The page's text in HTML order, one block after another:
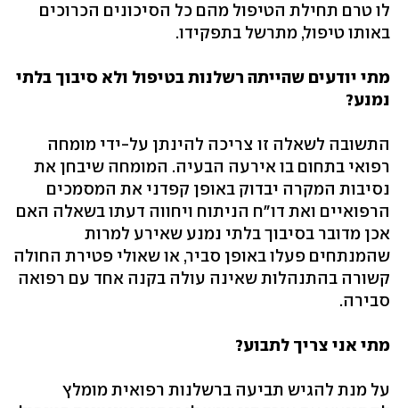
לו טרם תחילת הטיפול מהם כל הסיכונים הכרוכים
באותו טיפול, מתרשל בתפקידו.
מתי יודעים שהייתה רשלנות בטיפול ולא סיבוך בלתי
נמנע?
התשובה לשאלה זו צריכה להינתן על-ידי מומחה
רפואי בתחום בו אירעה הבעיה. המומחה שיבחן את
נסיבות המקרה יבדוק באופן קפדני את המסמכים
הרפואיים ואת דו"ח הניתוח ויחווה דעתו בשאלה האם
אכן מדובר בסיבוך בלתי נמנע שאירע למרות
שהמנתחים פעלו באופן סביר, או שאולי פטירת החולה
קשורה בהתנהלות שאינה עולה בקנה אחד עם רפואה
סבירה.
מתי אני צריך לתבוע?
על מנת להגיש תביעה ברשלנות רפואית מומלץ